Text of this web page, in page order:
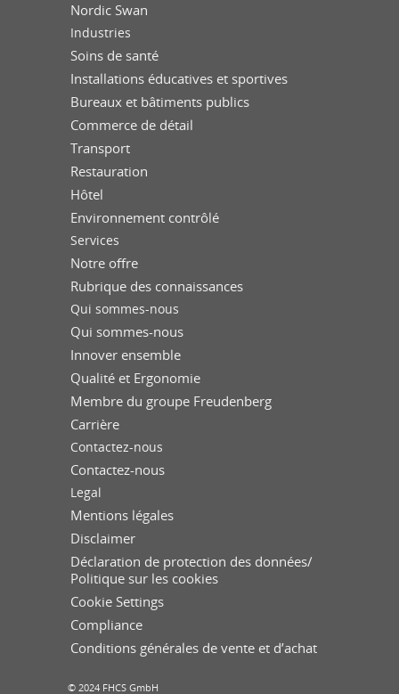
Nordic Swan
Industries
Soins de santé
Installations éducatives et sportives
Bureaux et bâtiments publics
Commerce de détail
Transport
Restauration
Hôtel
Environnement contrôlé
Services
Notre offre
Rubrique des connaissances
Qui sommes-nous
Qui sommes-nous
Innover ensemble
Qualité et Ergonomie
Membre du groupe Freudenberg
Carrière
Contactez-nous
Contactez-nous
Legal
Mentions légales
Disclaimer
Déclaration de protection des données/
Politique sur les cookies
Cookie Settings
Compliance
Conditions générales de vente et d’achat
© 2024 FHCS GmbH